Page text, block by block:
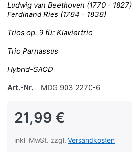
Ludwig van Beethoven (1770 - 1827)
Ferdinand Ries (1784 - 1838)
Trios op. 9 für Klaviertrio
Trio Parnassus
Hybrid-SACD
Art.-Nr.
MDG 903 2270-6
21,99 €
inkl. MwSt. zzgl. Versandkosten